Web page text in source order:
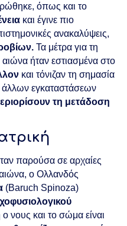
όπως και το
και έγινε πιο
ανακαλύψεις,
Τα μέτρα για τη
ήταν εστιασμένα στο
και τόνιζαν τη σημασία
άλλων εγκαταστάσεων
τη μετάδοση
παρούσα σε αρχαίες
ο Ολλανδός
(Baruch Spinoza)
ο νους και το σώμα είναι